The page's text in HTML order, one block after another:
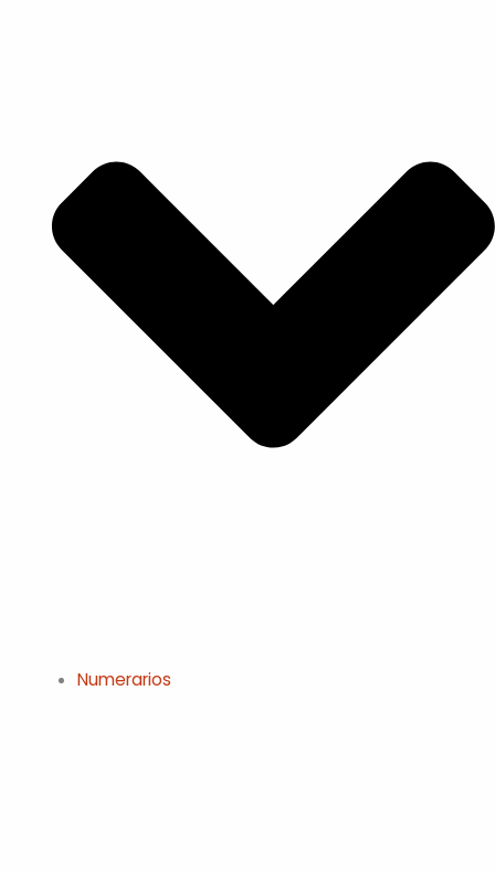
Numerarios